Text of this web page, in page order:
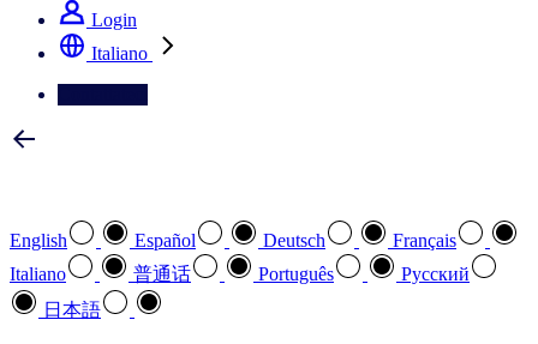
Login
Italiano
English Español Deutsch
Français
Italiano
普通话 Português
Pусский
日本語